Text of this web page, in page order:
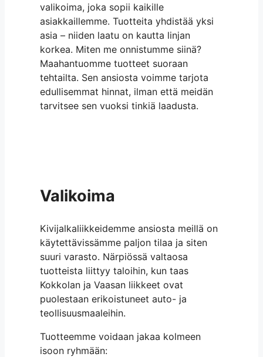
valikoima, joka sopii kaikille
asiakkaillemme. Tuotteita yhdistää yksi
asia – niiden laatu on kautta linjan
korkea. Miten me onnistumme siinä?
Maahantuomme tuotteet suoraan
tehtailta. Sen ansiosta voimme tarjota
edullisemmat hinnat, ilman että meidän
tarvitsee sen vuoksi tinkiä laadusta.
Valikoima
Kivijalkaliikkeidemme ansiosta meillä on
käytettävissämme paljon tilaa ja siten
suuri varasto. Närpiössä valtaosa
tuotteista liittyy taloihin, kun taas
Kokkolan ja Vaasan liikkeet ovat
puolestaan erikoistuneet auto- ja
teollisuusmaaleihin.
Tuotteemme voidaan jakaa kolmeen
isoon ryhmään: